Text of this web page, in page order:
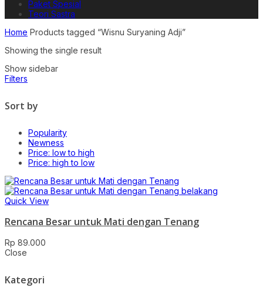
Paket Spesial
Teori Sastra
Home Products tagged “Wisnu Suryaning Adji”
Showing the single result
Show sidebar
Filters
Sort by
Popularity
Newness
Price: low to high
Price: high to low
Quick View
Rencana Besar untuk Mati dengan Tenang
Rp 89.000
Close
Kategori